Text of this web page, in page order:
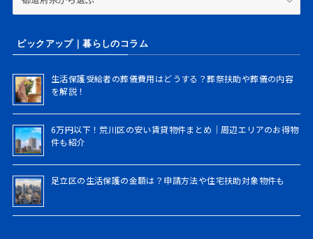
検ピックアップ｜暮らしのコラム
生活保護受給者の葬儀費用はどうする？葬祭扶助や葬儀の内容
を解説！
6万円以下！荒川区の安い賃貸物件まとめ｜周辺エリアのお得物
件も紹介
足立区の生活保護の金額は？申請方法や住宅扶助対象物件も